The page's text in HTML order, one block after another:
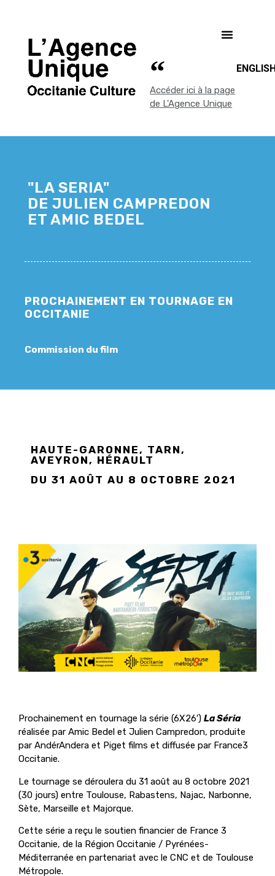
Accéder ici à la page
de L'Agence Unique
"LA SERIA"
DE JULIEN CAMPREDON
ET AMIC BEDEL
PROCHAINEMENT EN TOURNAGE EN
OCCITANIE
Commission du film
HAUTE-GARONNE, TARN,
AVEYRON, HÉRAULT
DU 31 AOÛT AU 8 OCTOBRE 2021
Prochainement en tournage la série (6X26′) La Séria
réalisée par Amic Bedel et Julien Campredon, produite
par AndérAndera et Piget films et diffusée par France3
Occitanie.
Le tournage se déroulera du 31 août au 8 octobre 2021
(30 jours) entre Toulouse, Rabastens, Najac, Narbonne,
Sète, Marseille et Majorque.
Cette série a reçu le soutien financier de France 3
Occitanie, de la Région Occitanie / Pyrénées-
Méditerranée en partenariat avec le CNC et de Toulouse
Métropole.